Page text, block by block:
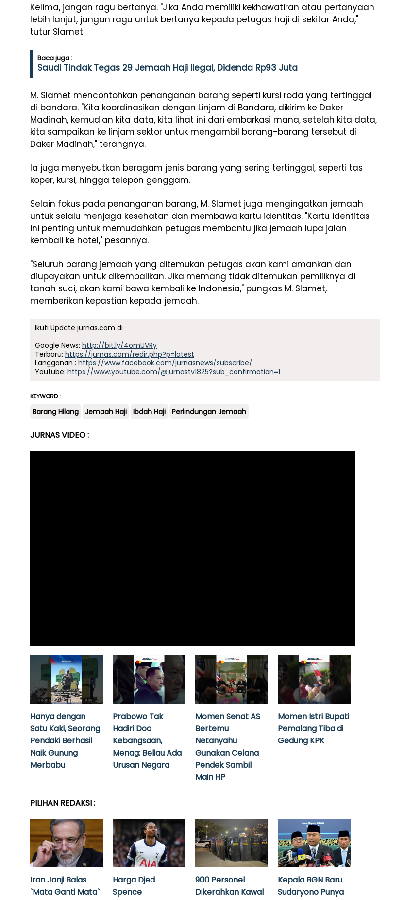
Kelima, jangan ragu bertanya. "Jika Anda memiliki kekhawatiran atau pertanyaan
lebih lanjut, jangan ragu untuk bertanya kepada petugas haji di sekitar Anda,"
tutur Slamet.
Baca juga :
Saudi Tindak Tegas 29 Jemaah Haji Ilegal, Didenda Rp93 Juta
M. Slamet mencontohkan penanganan barang seperti kursi roda yang tertinggal
di bandara. "Kita koordinasikan dengan Linjam di Bandara, dikirim ke Daker
Madinah, kemudian kita data, kita lihat ini dari embarkasi mana, setelah kita data,
kita sampaikan ke linjam sektor untuk mengambil barang-barang tersebut di
Daker Madinah," terangnya.
Ia juga menyebutkan beragam jenis barang yang sering tertinggal, seperti tas
koper, kursi, hingga telepon genggam.
Selain fokus pada penanganan barang, M. Slamet juga mengingatkan jemaah
untuk selalu menjaga kesehatan dan membawa kartu identitas. "Kartu identitas
ini penting untuk memudahkan petugas membantu jika jemaah lupa jalan
kembali ke hotel," pesannya.
"Seluruh barang jemaah yang ditemukan petugas akan kami amankan dan
diupayakan untuk dikembalikan. Jika memang tidak ditemukan pemiliknya di
tanah suci, akan kami bawa kembali ke Indonesia," pungkas M. Slamet,
memberikan kepastian kepada jemaah.
Ikuti Update jurnas.com di
Google News: http://bit.ly/4omUVRy
Terbaru: https://jurnas.com/redir.php?p=latest
Langganan : https://www.facebook.com/jurnasnews/subscribe/
Youtube: https://www.youtube.com/@jurnastv1825?sub_confirmation=1
KEYWORD :
Barang Hilang Jemaah Haji Ibdah Haji Perlindungan Jemaah
JURNAS VIDEO :
Hanya dengan
Satu Kaki, Seorang
Pendaki Berhasil
Naik Gunung
Merbabu
Prabowo Tak
Hadiri Doa
Kebangsaan,
Menag: Beliau Ada
Urusan Negara
Momen Senat AS
Bertemu
Netanyahu
Gunakan Celana
Pendek Sambil
Main HP
Momen Istri Bupati
Pemalang Tiba di
Gedung KPK
PILIHAN REDAKSI :
Iran Janji Balas
`Mata Ganti Mata`
Harga Djed
Spence
900 Personel
Dikerahkan Kawal
Kepala BGN Baru
Sudaryono Punya